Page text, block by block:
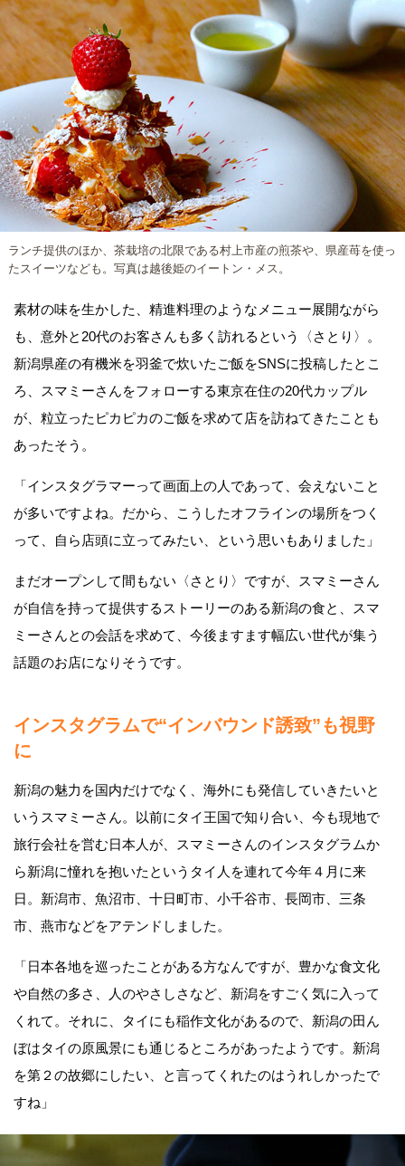
ランチ提供のほか、茶栽培の北限である村上市産の煎茶や、県産苺を使っ
たスイーツなども。写真は越後姫のイートン・メス。
素材の味を生かした、精進料理のようなメニュー展開ながら
も、意外と20代のお客さんも多く訪れるという〈さとり〉。
新潟県産の有機米を羽釜で炊いたご飯をSNSに投稿したとこ
ろ、スマミーさんをフォローする東京在住の20代カップル
が、粒立ったピカピカのご飯を求めて店を訪ねてきたことも
あったそう。
「インスタグラマーって画面上の人であって、会えないこと
が多いですよね。だから、こうしたオフラインの場所をつく
って、自ら店頭に立ってみたい、という思いもありました」
まだオープンして間もない〈さとり〉ですが、スマミーさん
が自信を持って提供するストーリーのある新潟の食と、スマ
ミーさんとの会話を求めて、今後ますます幅広い世代が集う
話題のお店になりそうです。
インスタグラムで“インバウンド誘致”も視野
に
新潟の魅力を国内だけでなく、海外にも発信していきたいと
いうスマミーさん。以前にタイ王国で知り合い、今も現地で
旅行会社を営む日本人が、スマミーさんのインスタグラムか
ら新潟に憧れを抱いたというタイ人を連れて今年４月に来
日。新潟市、魚沼市、十日町市、小千谷市、長岡市、三条
市、燕市などをアテンドしました。
「日本各地を巡ったことがある方なんですが、豊かな食文化
や自然の多さ、人のやさしさなど、新潟をすごく気に入って
くれて。それに、タイにも稲作文化があるので、新潟の田ん
ぼはタイの原風景にも通じるところがあったようです。新潟
を第２の故郷にしたい、と言ってくれたのはうれしかったで
すね」